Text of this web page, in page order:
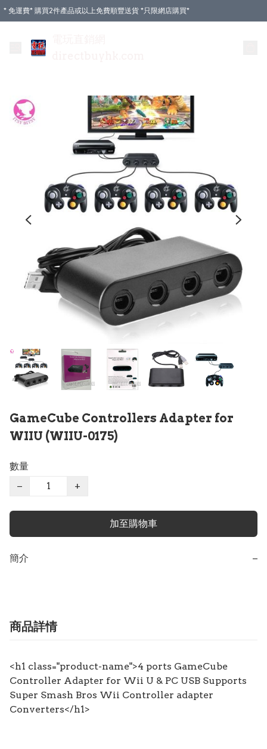
* 免運費* 購買2件產品或以上免費順豐送貨 *只限網店購買*
GameCube Controllers Adapter for
WIIU (WIIU-0175)
數量
−
+
加至購物車
簡介 −
商品詳情
<h1 class="product-name">4 ports GameCube
Controller Adapter for Wii U & PC USB Supports
Super Smash Bros Wii Controller adapter
Converters</h1>